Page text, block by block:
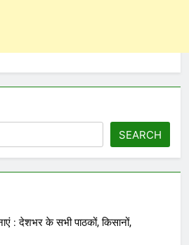
SEARCH
: देशभर के सभी पाठकों, किसानों,